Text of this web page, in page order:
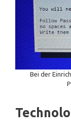
Bei der